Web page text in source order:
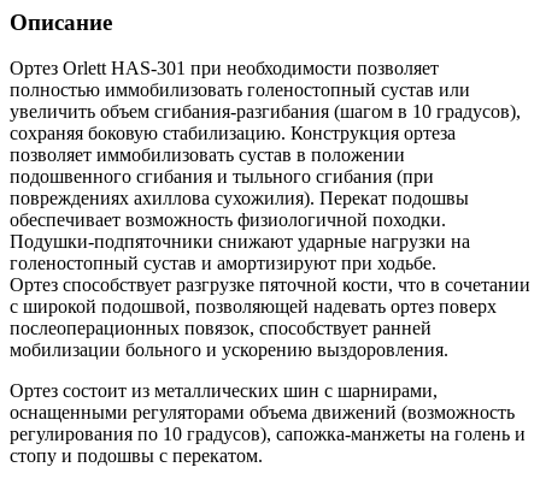
Описание
Ортез Orlett HAS-301 при необходимости позволяет
полностью иммобилизовать голеностопный сустав или
увеличить объем сгибания-разгибания (шагом в 10 градусов),
сохраняя боковую стабилизацию. Конструкция ортеза
позволяет иммобилизовать сустав в положении
подошвенного сгибания и тыльного сгибания (при
повреждениях ахиллова сухожилия). Перекат подошвы
обеспечивает возможность физиологичной походки.
Подушки-подпяточники снижают ударные нагрузки на
голеностопный сустав и амортизируют при ходьбе.
Ортез способствует разгрузке пяточной кости, что в сочетании
с широкой подошвой, позволяющей надевать ортез поверх
послеоперационных повязок, способствует ранней
мобилизации больного и ускорению выздоровления.
Ортез состоит из металлических шин с шарнирами,
оснащенными регуляторами объема движений (возможность
регулирования по 10 градусов), сапожка-манжеты на голень и
стопу и подошвы с перекатом.